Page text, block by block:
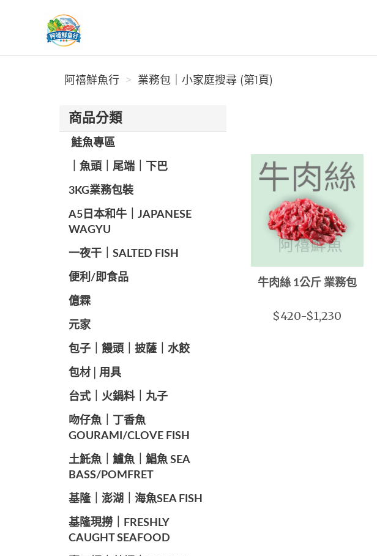
阿禧鮮魚行
阿禧鮮魚行 業務包｜小家庭搜尋 (第1頁)
商品分類
️ 鮭魚專區
️｜魚頭｜尾端｜下巴
️3KG業務包裝
A5日本和牛｜JAPANESE
WAGYU
️一夜干｜SALTED FISH
便利/即食品
億霖
元家
️包子｜饅頭｜披薩｜水餃
包材│用具
️台式｜火鍋料｜丸子
️吻仔魚｜丁香魚
GOURAMI/CLOVE FISH
️土魠魚｜鱸魚｜鯧魚 SEA ​​
BASS/POMFRET
️基隆｜澎湖｜海魚SEA ​​FISH
️基隆現撈｜FRESHLY
CAUGHT SEAFOOD
牛肉絲 1公斤 業務包
$420-$1,230